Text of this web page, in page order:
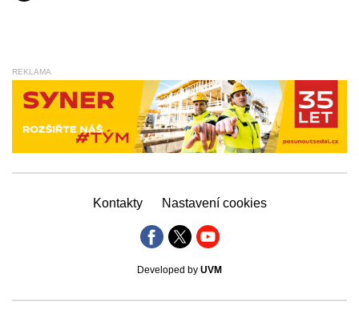
REKLAMA
Kontakty Nastavení cookies
Developed by UVM